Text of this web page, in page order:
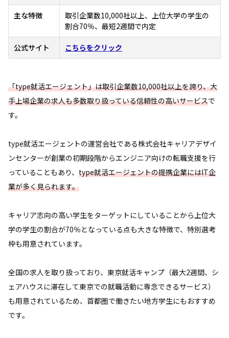
主な特徴
取引企業数10,000社以上、上位大学の学生の
割合70％、最短2週間で内定
公式サイト こちらをクリック
「type就活エージェント」は取引企業数10,000社以上を誇り、大
手上場企業の求人も多数取り扱っている信頼性の高いサービスで
す。
type就活エージェントの運営会社である株式会社キャリアデザイ
ンセンターが創業の初期段階からエンジニア向けの転職支援を行
っていることもあり、 type就活エージェントの提携企業にはIT企
業が多く見られます。
キャリア志向の高い学生をターゲットにしていることから上位大
学の学生の割合が70％となっている点も大きな特徴で、特別選考
枠も用意されています。
全国の求人を取り扱っており、東京就活キャンプ（最大2週間、シ
ェアハウスに滞在して東京での就職活動に専念できるサービス）
も用意されているため、首都圏で働きたい地方学生にもおすすめ
です。